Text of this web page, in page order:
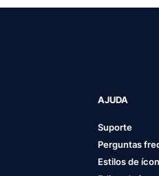
AJUDA
Suporte
Perguntas
Estilos de